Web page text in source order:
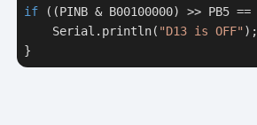
if ((PINB & B00100000) >> PB5 ==
    Serial.println(
"D13 is OFF" );
}